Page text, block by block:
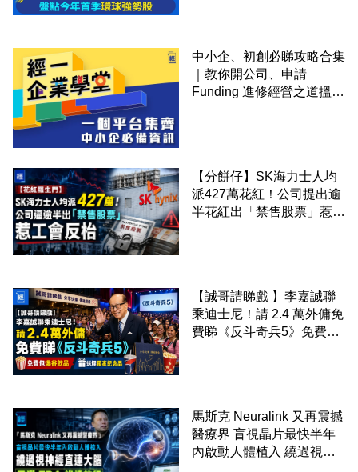
中小企、初創必睇攻略合集
｜教你開公司、申請
Funding 進修經營之道搵大
【分餅仔】SK海力士人均
派427萬花紅！公司提出逾
半花紅出「禁售股票」惹工
【誠哥請睇戲 】李嘉誠聯
乘迪士尼！請 2.4 萬外傭免
費睇《反斗奇兵5》免費包
馬斯克 Neuralink 又再震撼
醫療界 盲視晶片最快半年
內啟動人體植入 繞過視神